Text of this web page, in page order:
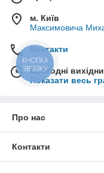
м. Київ
Максимовича
Контакти
Сьогодні
Показати весь
Про нас
Контакти
КНОПКА
ЗВ'ЯЗКУ